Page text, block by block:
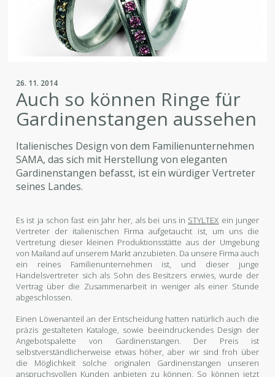
26. 11. 2014
Auch so können Ringe für
Gardinenstangen aussehen
Italienisches Design von dem Familienunternehmen
SAMA, das sich mit Herstellung von eleganten
Gardinenstangen befasst, ist ein würdiger Vertreter
seines Landes.
Es ist ja schon fast ein Jahr her, als bei uns in STYLTEX ein junger
Vertreter der italienischen Firma aufgetaucht ist, um uns die
Vertretung dieser kleinen Produktionsstätte aus der Umgebung
von Mailand auf unserem Markt anzubieten. Da unsere Firma auch
ein reines Familienunternehmen ist, und dieser junge
Handelsvertreter sich als Sohn des Besitzers erwies, wurde der
Vertrag über die Zusammenarbeit in weniger als einer Stunde
abgeschlossen.
Einen Löwenanteil an der Entscheidung hatten natürlich auch die
präzis gestalteten Kataloge, sowie beeindruckendes Design der
Angebotspalette von Gardinenstangen. Der Preis ist
selbstverständlicherweise etwas höher, aber wir sind froh über
die Möglichkeit solche originalen Gardinenstangen unseren
anspruchsvollen Kunden anbieten zu können. So können jetzt